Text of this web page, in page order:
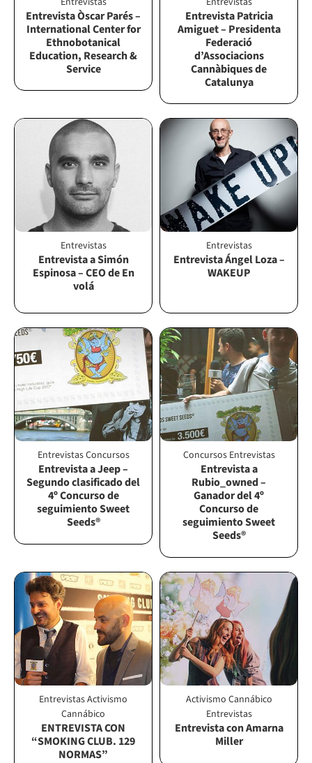
Entrevista Òscar Parés –
International Center for
Ethnobotanical
Education, Research &
Service
Entrevista Patricia
Amiguet – Presidenta
Federació
d’Associacions
Cannàbiques de
Catalunya
Entrevistas
Entrevista a Simón
Espinosa – CEO de En
volá
Entrevistas
Entrevista Ángel Loza –
WAKEUP
EntrevistasConcursos
Entrevista a Jeep –
Segundo clasificado del
4º Concurso de
seguimiento Sweet
Seeds®
Concursos Entrevistas
Entrevista a
Rubio_owned –
Ganador del 4º
Concurso de
seguimiento Sweet
Seeds®
EntrevistasActivismo
Cannábico
ENTREVISTA CON
“SMOKING CLUB. 129
NORMAS”
Activismo Cannábico
Entrevistas
Entrevista con Amarna
Miller